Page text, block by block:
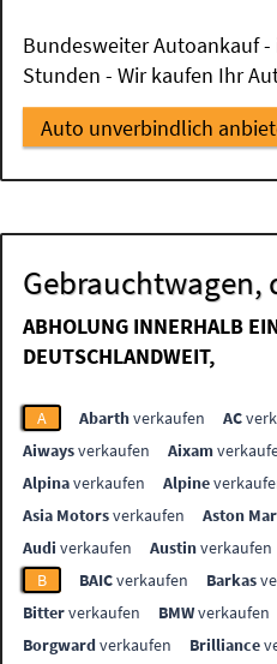
Bundesweiter Autoankauf
Stunden - Wir kaufen Ihr
Auto unverbindlich
Gebrauchtwagen,
ABHOLUNG INNERHALB
DEUTSCHLANDWEIT,
A Abarthverkaufen AC
Aiwaysverkaufen Aixam
Alpinaverkaufen Alpine
Asia Motorsverkaufen Aston
Audi verkaufen Austinverkaufen
B
BAICverkaufen Barkas
Bitterverkaufen BMWverkaufen
Borgwardverkaufen Brilliance